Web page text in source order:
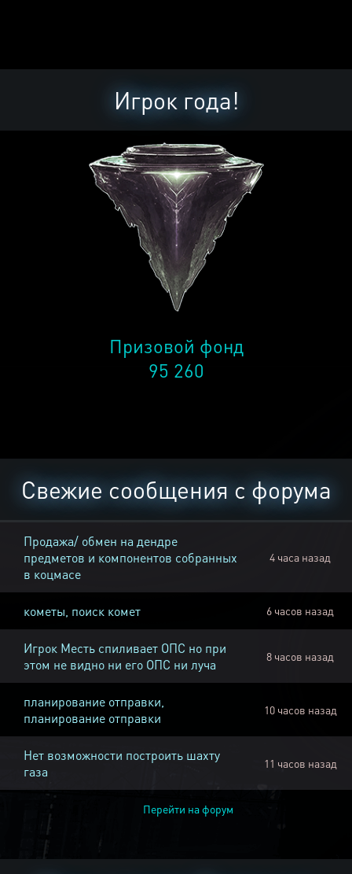
Игрок года!
Призовой фонд
95 260
Свежие сообщения с форума
Продажа/ обмен на дендре
предметов и компонентов собранных
в коцмасе
4 часа назад
кометы, поиск комет 6 часов назад
Игрок Месть спиливает ОПС но при
этом не видно ни его ОПС ни луча
8 часов назад
планирование отправки,
планирование отправки
10 часов назад
Нет возможности построить шахту
газа
11 часов назад
Перейти на форум